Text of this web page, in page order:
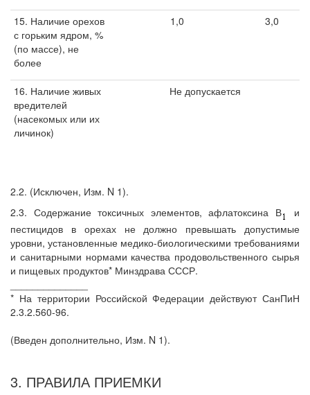
15. Наличие орехов
с горьким ядром, %
(по массе), не
более
1,0 3,0
16. Наличие живых
вредителей
(насекомых или их
личинок)
Не допускается
2.2. (Исключен, Изм. N 1).
2.3. Содержание токсичных элементов, афлатоксина В
и
пестицидов в орехах не должно превышать допустимые
уровни, установленные медико-биологическими требованиями
и санитарными нормами качества продовольственного сырья
и пищевых продуктов* Минздрава СССР.
* На территории Российской Федерации действуют СанПиН
2.3.2.560-96.
(Введен дополнительно, Изм. N 1).
3. ПРАВИЛА ПРИЕМКИ